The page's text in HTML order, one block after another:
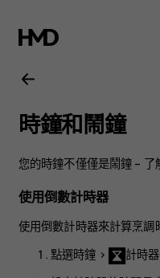
Nokia
6.1
Plus
用
戶
指
時鐘和鬧鐘
您的時鐘不僅僅是鬧鐘 – 了
使用倒數計時器
使用倒數計時器來計算烹調
點選時鐘 > 計時器